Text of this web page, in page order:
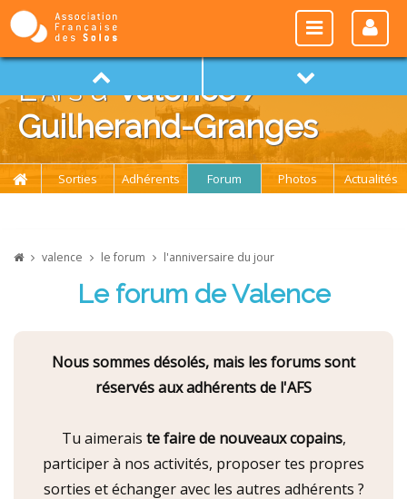
L'afsàValence /
Guilherand-Granges
Sorties Adhérents Forum Photos Actualités
valence le forum l'anniversaire du jour
Le forum de Valence
Nous sommes désolés, mais les forums sont
réservés aux adhérents de l'AFS
Tu aimerais te faire de nouveaux copains,
participer à nos activités, proposer tes propres
sorties et échanger avec les autres adhérents ?